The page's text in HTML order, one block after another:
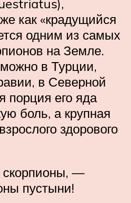
как «крадущийся
одним из самых
на Земле.
можно в Турции,
в Северной
его яда
боль, а крупная
здорового
скорпионы, —
пустыни!